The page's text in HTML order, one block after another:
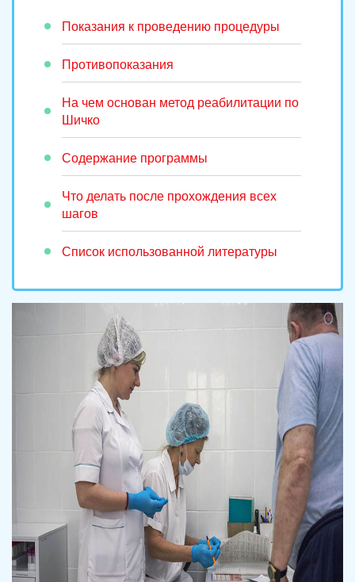
Показания к проведению процедуры
Противопоказания
На чем основан метод реабилитации по
Шичко
Содержание программы
Что делать после прохождения всех
шагов
Список использованной литературы